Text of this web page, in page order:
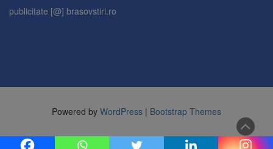
publicitate [@] brasovstiri.ro
Powered by WordPress | Bootstrap Themes